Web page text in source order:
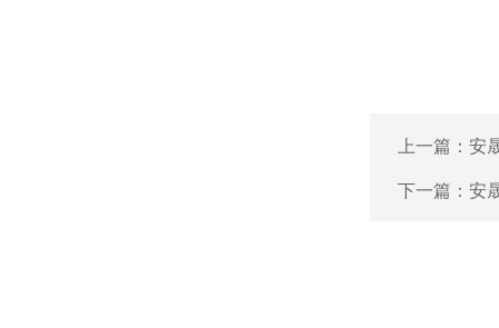
上一篇： 安
下一篇： 安